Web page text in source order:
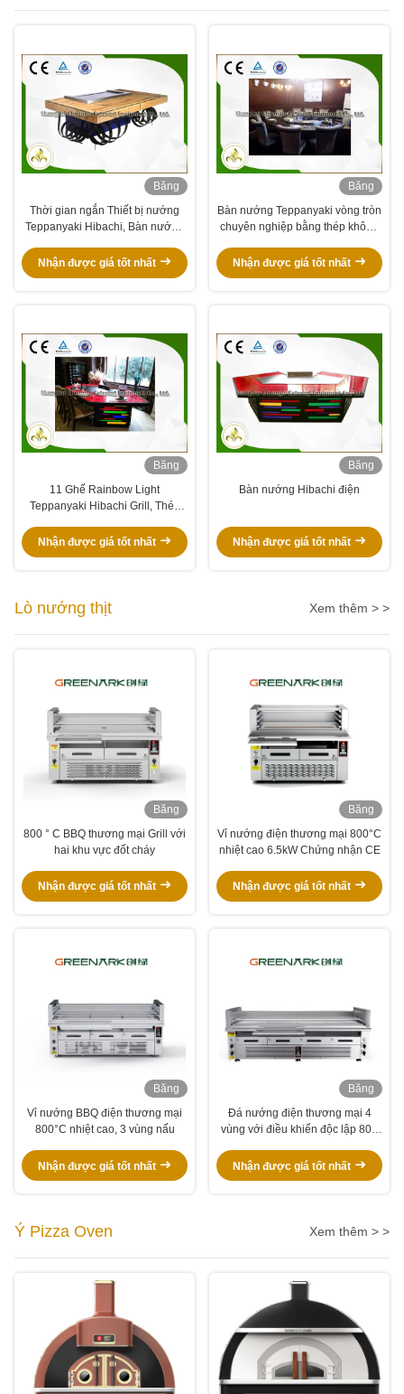
Băng
hình
Thời gian ngắn Thiết bị nướng
Teppanyaki Hibachi, Bàn nướng
Nhận được giá tốt nhất
Băng
hình
Bàn nướng Teppanyaki vòng tròn
chuyên nghiệp bằng thép không
Nhận được giá tốt nhất
Băng
hình
11 Ghế Rainbow Light
Teppanyaki Hibachi Grill, Thép
Nhận được giá tốt nhất
Băng
hình
Bàn nướng Hibachi điện
Nhận được giá tốt nhất
Lò nướng thịt Xem thêm > >
Băng
hình
800 ° C BBQ thương mại Grill với
hai khu vực đốt cháy
Nhận được giá tốt nhất
Băng
hình
Vỉ nướng điện thương mại 800°C
nhiệt cao 6.5kW Chứng nhận CE
Nhận được giá tốt nhất
Băng
Vỉ nướng BBQ điện thương mại
800°C nhiệt cao, 3 vùng nấu
Nhận được giá tốt nhất
Băng
hình
Đá nướng điện thương mại 4
vùng với điều khiển độc lập 800
Nhận được giá tốt nhất
Ý Pizza Oven Xem thêm > >